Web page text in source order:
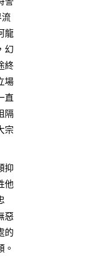
流
龍
幻
終
場
直
隔
宗
抑
他
惡
的
。